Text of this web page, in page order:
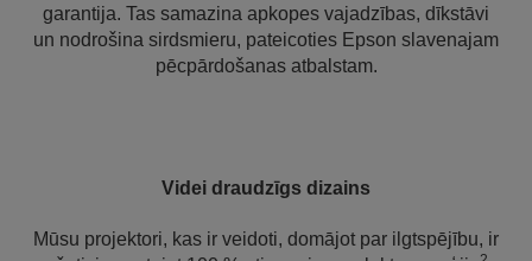
garantija. Tas samazina apkopes vajadzības, dīkstāvi
un nodrošina sirdsmieru, pateicoties Epson slavenajam
pēcpārdošanas atbalstam.
Videi draudzīgs dizains
Mūsu projektori, kas ir veidoti, domājot par ilgtspējību, ir